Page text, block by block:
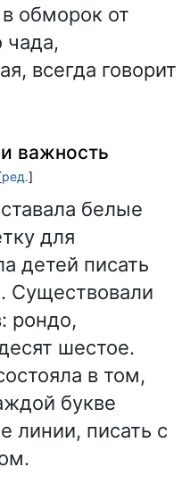
обморок от
чада,
всегда говорит
важность
ред.]
белые
для
детей писать
Существовали
рондо,
шестое.
в том,
букве
линии, писать с